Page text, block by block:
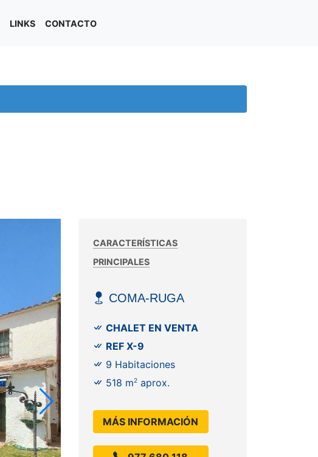
LINKS CONTACTO
CARACTERÍSTICAS
PRINCIPALES
COMA-RUGA
CHALET EN VENTA
REF X-9
9 Habitaciones
518 m2aprox.
MÁS INFORMACIÓN